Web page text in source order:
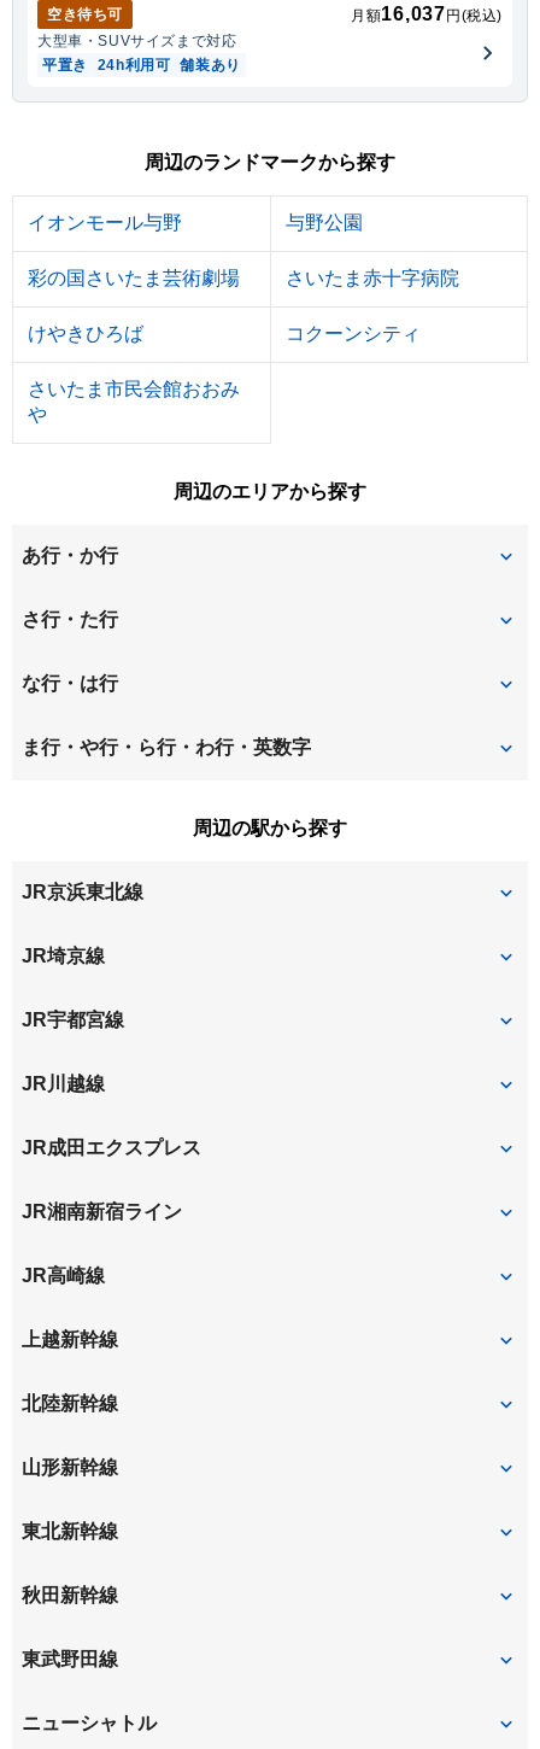
空き待ち可 月額16,037円(税込)
大型車・SUVサイズまで対応
平置き
24h利用可 舗装あり
周辺のランドマークから探す
イオンモール与野 与野公園
彩の国さいたま芸術劇場 さいたま赤十字病院
けやきひろば コクーンシティ
さいたま市民会館おおみ
や
周辺のエリアから探す
あ行・か行
東町
円阿弥
櫛引町
さ行・た行
桜丘
下落合 白鍬
浅間町
な行・は行
仲町 八王子
ま行・や行・ら行・わ行・英数字
周辺の駅から探す
JR京浜東北線
与野
さいたま新都心
JR埼京線
与野本町
南与野
JR宇都宮線
大宮
JR川越線
大宮
JR成田エクスプレス
大宮
JR湘南新宿ライン
大宮
JR高崎線
大宮
上越新幹線
大宮
北陸新幹線
大宮
山形新幹線
大宮
東北新幹線
大宮
秋田新幹線
大宮
東武野田線
大宮
ニューシャトル